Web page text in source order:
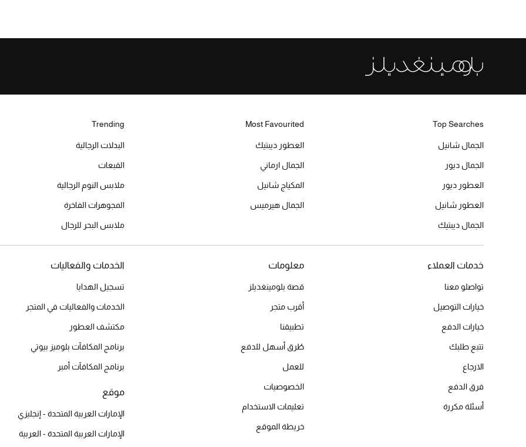
Top Searches
الجمال شانيل
الجمال ديور
العطور ديور
العطور شانيل
الجمال ديبتيك
Most Favourited
العطور ديبتيك
الجمال ارماني
المكياج شانيل
الجمال هيرميس
Trending
البدلات الرجالية
القبعات
ملابس النوم الرجالية
المجوهرات الفاخرة
ملابس البحر للرجال
خدمات العملاء
تواصلو معنا
خيارات التوصيل
خيارات الدفع
تتبع طلبك
الارجاع
فرق الدفع
أسئلة مكررة
معلومات
قصة بلومينغديلز
أقرب متجر
تطبيقنا
طُرق أسهل للدفع
للعمل
الخصوصيات
تعليمات الاستخدام
خريطة الموقع
الخدمات والفعاليات
تسجيل الهدايا
الخدمات والفعاليات في المتجر
مكتشف العطور
برنامج المكافآت بلوميز بيوتي
برنامج المكافآت أمبر
موقع
الإمارات العربية المتحدة - إنجليزي
الإمارات العربية المتحدة - العربية